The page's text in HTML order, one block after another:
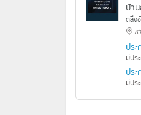
บ้า
ตลิ่ง
ห่
ปร
มีปร
ปร
มีปร